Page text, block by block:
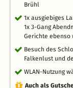
Brühl
1x ausgiebiges
1x 3-Gang
Gerichte
Besuch des
Falkenlust und
WLAN-Nutzung
Auch als